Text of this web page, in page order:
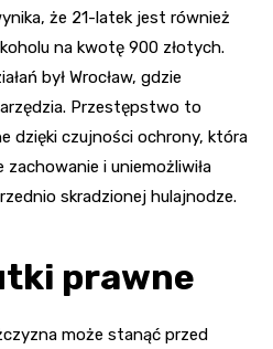
że 21-latek jest również
na kwotę 900 złotych.
był Wrocław, gdzie
Przestępstwo to
dzięki czujności ochrony, która
zachowanie i uniemożliwiła
skradzionej hulajnodze.
prawne
może stanąć przed